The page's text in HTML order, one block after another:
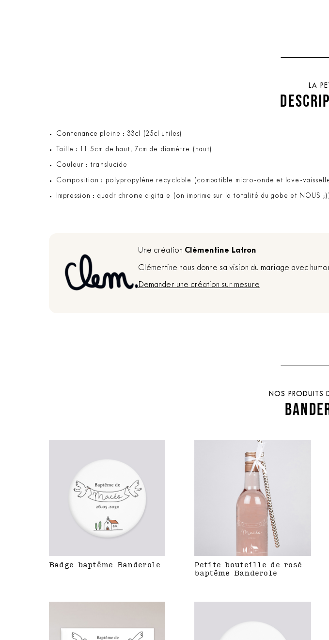
LA
Contenance pleine : 33cl (25cl utiles)
Taille : 11.5cm de haut, 7cm de diamètre (haut)
Couleur : translucide
Composition : polypropylène recyclable (compatible micro-onde et lave-
Impression : quadrichrome digitale (on imprime sur la totalité du gobelet NOUS ;))
Une création Clémentine Latron
Clémentine nous donne sa vision du mariage avec
Demander une création sur mesure
NOS PRODUITS
Badge baptême Banderole
Petite bouteille de rosé
baptême Banderole